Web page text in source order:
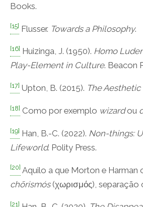
Books.
[15] Flusser. Towards a Philosophy.
[16] Huizinga, J. (1950). Homo
Play-Element in Culture. Beacon
[17] Upton, B. (2015). The Aesthetic
[18] Como por exemplo wizardou
[19] Han, B.-C. (2022). Non-things:
Lifeworld. Polity Press.
[20] Aquilo a que Morton e Harman
chōrismós(χωρισμός), separação
[21]